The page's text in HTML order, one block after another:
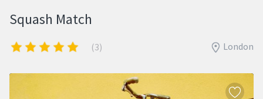
Squash Match
(3) London